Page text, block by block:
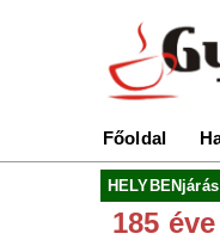
Főoldal
HELYBENjárás
185